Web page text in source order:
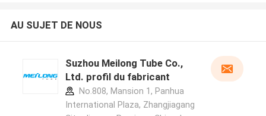
AU SUJET DE NOUS
Suzhou Meilong Tube Co.,
Ltd. profil du fabricant
No.808, Mansion 1, Panhua
International Plaza, Zhangjiagang